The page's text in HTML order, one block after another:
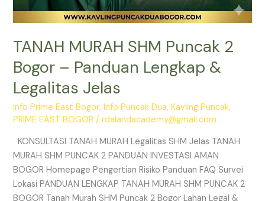
TANAH MURAH SHM Puncak 2
Bogor – Panduan Lengkap &
Legalitas Jelas
Info Prime East Bogor,Info Puncak Dua,Kavling Puncak,
PRIME EAST BOGOR /rdalandacademy@gmail.com
KONSULTASI TANAH MURAH Legalitas SHM Jelas TANAH
MURAH SHM PUNCAK 2 PANDUAN INVESTASI AMAN
BOGOR Homepage Pengertian Risiko Panduan FAQ Survei
Lokasi PANDUAN LENGKAP TANAH MURAH SHM PUNCAK 2
BOGOR Tanah Murah SHM Puncak 2 Bogor Lahan Legal &